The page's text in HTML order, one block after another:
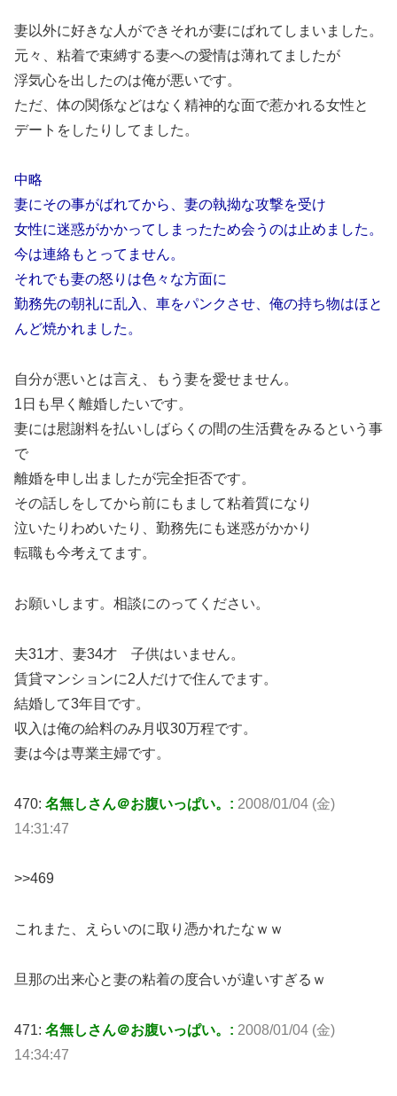
妻以外に好きな人ができそれが妻にばれてしまいました。
元々、粘着で束縛する妻への愛情は薄れてましたが
浮気心を出したのは俺が悪いです。
ただ、体の関係などはなく精神的な面で惹かれる女性と
デートをしたりしてました。
中略
妻にその事がばれてから、妻の執拗な攻撃を受け
女性に迷惑がかかってしまったため会うのは止めました。
今は連絡もとってません。
それでも妻の怒りは色々な方面に
勤務先の朝礼に乱入、車をパンクさせ、俺の持ち物はほと
んど焼かれました。
自分が悪いとは言え、もう妻を愛せません。
1日も早く離婚したいです。
妻には慰謝料を払いしばらくの間の生活費をみるという事
で
離婚を申し出ましたが完全拒否です。
その話しをしてから前にもまして粘着質になり
泣いたりわめいたり、勤務先にも迷惑がかかり
転職も今考えてます。
お願いします。相談にのってください。
夫31才、妻34才 子供はいません。
賃貸マンションに2人だけで住んでます。
結婚して3年目です。
収入は俺の給料のみ月収30万程です。
妻は今は専業主婦です。
470: 名無しさん＠お腹いっぱい。: 2008/01/04 (金)
14:31:47
>>469
これまた、えらいのに取り憑かれたなｗｗ
旦那の出来心と妻の粘着の度合いが違いすぎるｗ
471: 名無しさん＠お腹いっぱい。: 2008/01/04 (金)
14:34:47